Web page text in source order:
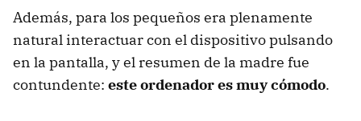
Además, para los pequeños era plenamente
natural interactuar con el dispositivo pulsando
en la pantalla, y el resumen de la madre fue
contundente: este ordenador es muy cómodo.